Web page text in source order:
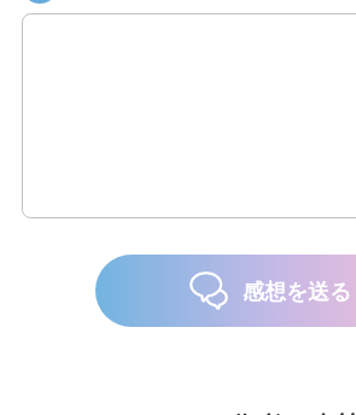
感想を送る